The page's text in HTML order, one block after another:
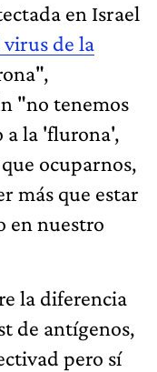
en Israel
de la
"no tenemos
a la 'flurona',
ocuparnos,
más que estar
en nuestro
la diferencia
de antígenos,
pero sí